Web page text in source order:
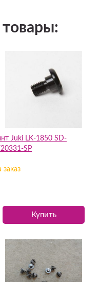
Juki LK-1850 SD-
SP
заказ
Купить